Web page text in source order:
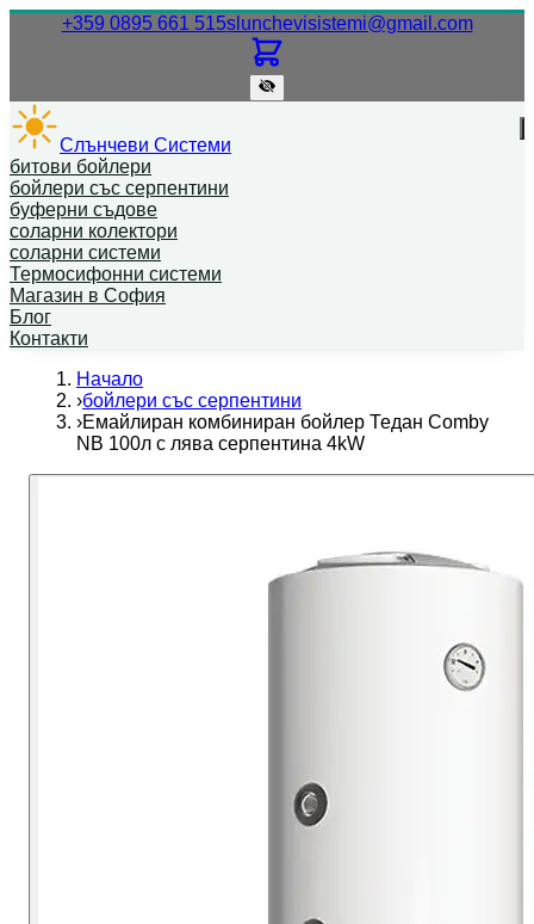
+359 0895 661 515Нашият телефонен номер.
slunchevisistemi@gmail.com
Слънчеви Системи
битови бойлери
бойлери със серпентини
буферни съдове
соларни колектори
соларни системи
Термосифонни системи
Магазин в София
Блог
Контакти
Начало
›бойлери със серпентини
›Емайлиран комбиниран бойлер Тедан Comby
NB 100л с лява серпентина 4kW